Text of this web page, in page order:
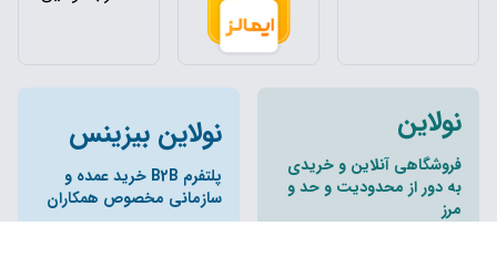
نولاین
فروشگاهی آنلاین و خریدی
به دور از محدودیت و حد و
مرز
نولاین بیزینس
پلتفرم B2B خرید عمده و
سازمانی مخصوص همکاران